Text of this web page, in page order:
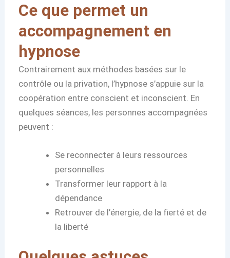
Ce que permet un
accompagnement en
hypnose
Contrairement aux méthodes basées sur le
contrôle ou la privation, l’hypnose s’appuie sur la
coopération entre conscient et inconscient. En
quelques séances, les personnes accompagnées
peuvent :
Se reconnecter à leurs ressources
personnelles
Transformer leur rapport à la
dépendance
Retrouver de l’énergie, de la fierté et de
la liberté